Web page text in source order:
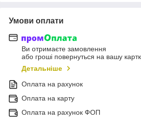
Умови оплати
Ви отримаєте замовлення
або гроші повернуться на вашу
Детальніше
Оплата на рахунок
Оплата на карту
Оплата на рахунок ФОП